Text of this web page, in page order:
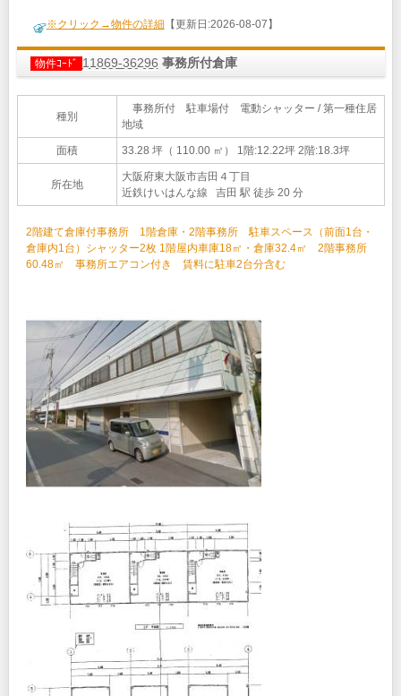
※クリック→物件の詳細 【更新日:2026-08-07】
物件ｺｰﾄﾞ 11869-36296 事務所付倉庫
種別
事務所付 駐車場付 電動シャッター / 第一種住居
地域
面積 33.28 坪（ 110.00 ㎡） 1階:12.22坪 2階:18.3坪
所在地
大阪府東大阪市吉田４丁目
近鉄けいはんな線 吉田 駅 徒歩 20 分
2階建て倉庫付事務所 1階倉庫・2階事務所 駐車スペース（前面1台・
倉庫内1台）シャッター2枚 1階屋内車庫18㎡・倉庫32.4㎡ 2階事務所
60.48㎡ 事務所エアコン付き 賃料に駐車2台分含む